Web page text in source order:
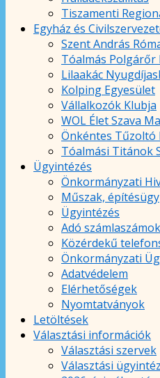
Tiszamenti
Egyház és
Szent András
Tóalmás Polgárőr
Lilaakác
Kolping Egyesület
Vállalkozók Klubja
WOL Élet Szava
Önkéntes Tűzoltó
Tóalmási Titánok
Ügyintézés
Önkormányzati
Műszak, építésügy
Ügyintézés
Adó számlaszámok
Közérdekű
Önkormányzati
Adatvédelem
Elérhetőségek
Nyomtatványok
Letöltések
Választási információk
Választási szervek
Választási